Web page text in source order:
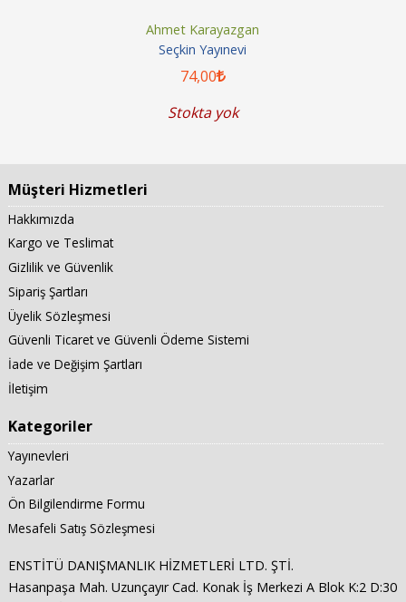
Ahmet Karayazgan
Seçkin Yayınevi
74,00
Stokta yok
Müşteri Hizmetleri
Hakkımızda
Kargo ve Teslimat
Gizlilik ve Güvenlik
Sipariş Şartları
Üyelik Sözleşmesi
Güvenli Ticaret ve Güvenli Ödeme Sistemi
İade ve Değişim Şartları
İletişim
Kategoriler
Yayınevleri
Yazarlar
Ön Bilgilendirme Formu
Mesafeli Satış Sözleşmesi
ENSTİTÜ DANIŞMANLIK HİZMETLERİ LTD. ŞTİ.
Hasanpaşa Mah. Uzunçayır Cad. Konak İş Merkezi A Blok K:2 D:30